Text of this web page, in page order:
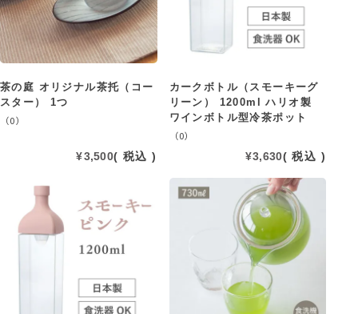
茶の庭 オリジナル茶托（コー
スター） 1つ
（0）
¥3,500 税込
カークボトル（スモーキーグ
リーン） 1200ml ハリオ製
ワインボトル型冷茶ポット
（0）
¥3,630 税込